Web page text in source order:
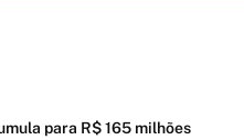
para R$ 165 milhões